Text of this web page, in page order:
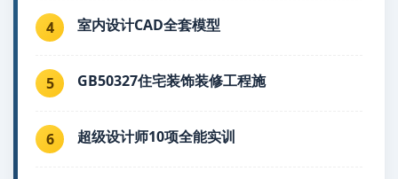
4 室内设计CAD全套模型
5 GB50327住宅装饰装修工程施
6 超级设计师10项全能实训